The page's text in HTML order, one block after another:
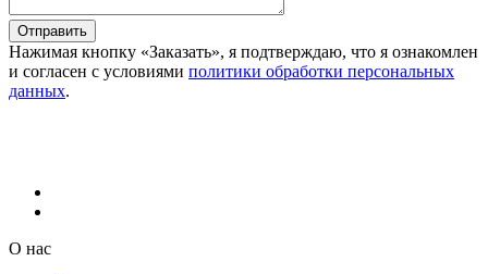
Отправить
Нажимая кнопку «Заказать», я подтверждаю, что я ознакомлен
и согласен с условиями политики обработки персональных
данных.
О нас